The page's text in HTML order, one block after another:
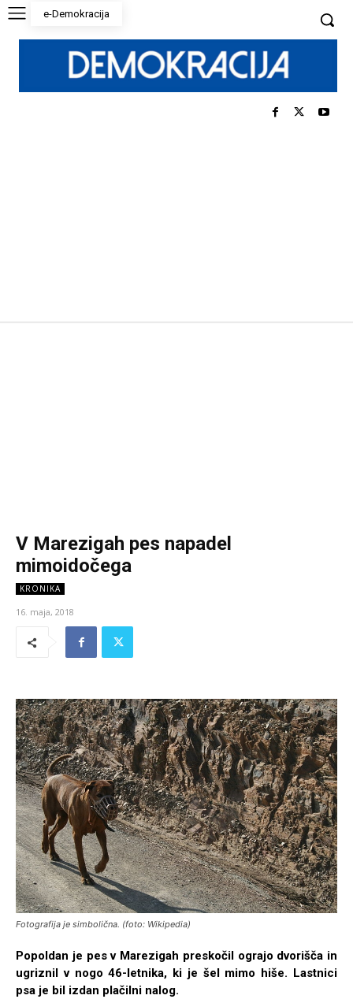
e-Demokracija
V Marezigah pes napadel
mimoidočega
KRONIKA
16. maja, 2018
Fotografija je simbolična. (foto: Wikipedia)
Popoldan je pes v Marezigah preskočil ograjo dvorišča in
ugriznil v nogo 46-letnika, ki je šel mimo hiše. Lastnici
psa je bil izdan plačilni nalog.